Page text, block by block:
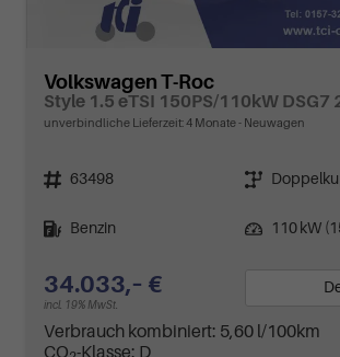
Volkswagen T-Roc
unverbindliche Lieferzeit:4 Monate Neuwagen
Fahrzeugnr.
63498
Getriebe
Benzin 110 kW
34.033,– €
incl. 19% MwSt.
Verbrauch kombiniert: 5,60 l/100km
CO -Klasse: D